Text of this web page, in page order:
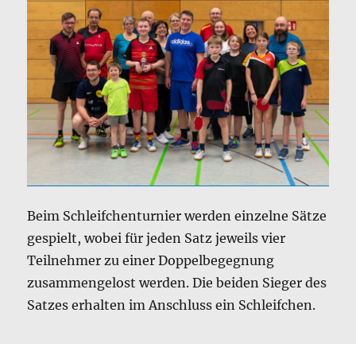
Beim Schleifchenturnier werden einzelne Sätze
gespielt, wobei für jeden Satz jeweils vier
Teilnehmer zu einer Doppelbegegnung
zusammengelost werden. Die beiden Sieger des
Satzes erhalten im Anschluss ein Schleifchen.